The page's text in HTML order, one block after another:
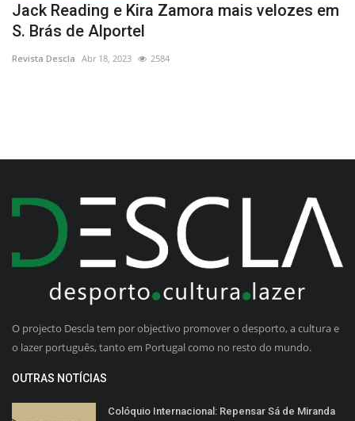
Jack Reading e Kira Zamora mais velozes em
S. Brás de Alportel
Revista Descla Abr 18, 2023 2584
O projecto Descla tem por objectivo promover o desporto, a cultura e
o lazer português, tanto em Portugal como no resto do mundo.
OUTRAS NOTÍCIAS
Colóquio Internacional: Repensar Sá de Miranda